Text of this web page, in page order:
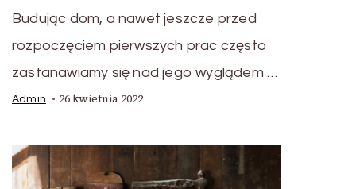
Budując dom, a nawet jeszcze przed
rozpoczęciem pierwszych prac często
zastanawiamy się nad jego wyglądem …
Admin 26 kwietnia 2022